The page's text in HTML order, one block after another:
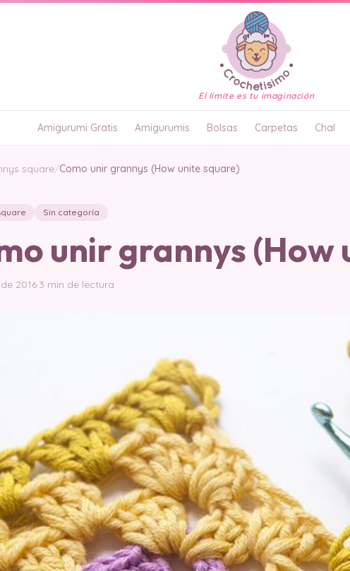
El límite es tu imaginación
Amigurumi Gratis Amigurumis Bolsas Carpetas Chal
square/Como unir grannys (How unite square)
Sin categoría
unir grannys (How
2016·3 min de lectura